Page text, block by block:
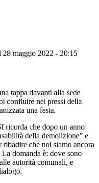
28 maggio 2022 - 20:15
tappa davanti alla sede
confluire nei pressi della
una festa.
ricorda che dopo un anno
della demolizione” e
ribadire che noi siamo ancora
domanda è: dove sono
autorità comunali, e